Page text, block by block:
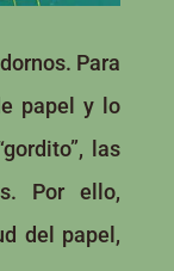
Para
papel y lo
las
Por ello,
del papel,